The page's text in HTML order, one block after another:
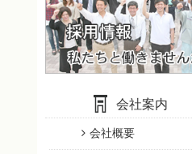
会社案内
会社概要